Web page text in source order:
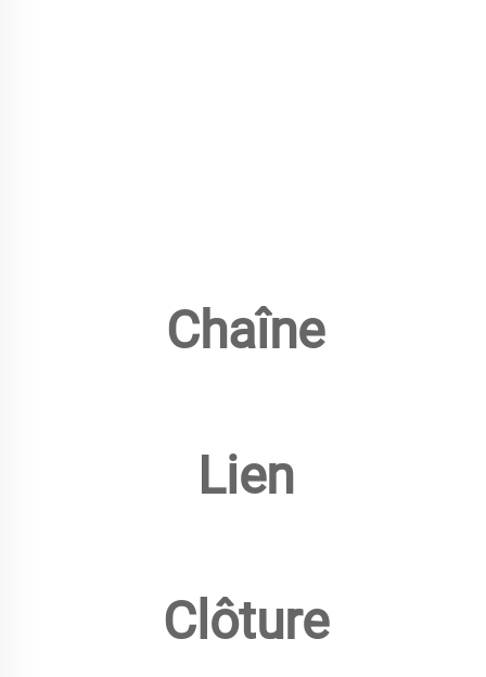
Chaîne
Lien
Clôture